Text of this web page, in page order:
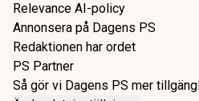
Relevance AI-policy
Annonsera på Dagens PS
Redaktionen har ordet
PS Partner
Så gör vi Dagens PS mer